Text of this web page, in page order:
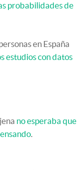
probabilidades de
en España
estudios con datos
no esperaba que
.